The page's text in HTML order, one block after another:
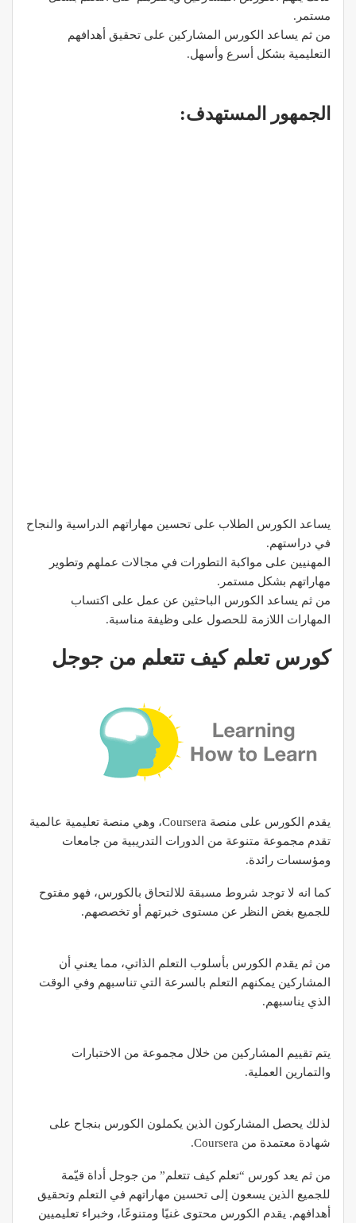
مستمر.
من ثم يساعد الكورس المشاركين على تحقيق أهدافهم
التعليمية بشكل أسرع وأسهل.
الجمهور المستهدف:
يساعد الكورس الطلاب على تحسين مهاراتهم الدراسية والنجاح
في دراستهم.
المهنيين على مواكبة التطورات في مجالات عملهم وتطوير
مهاراتهم بشكل مستمر.
من ثم يساعد الكورس الباحثين عن عمل على اكتساب
المهارات اللازمة للحصول على وظيفة مناسبة.
كورس تعلم كيف تتعلم من جوجل
يقدم الكورس على منصة Coursera، وهي منصة تعليمية عالمية
تقدم مجموعة متنوعة من الدورات التدريبية من جامعات
ومؤسسات رائدة.
كما انه لا توجد شروط مسبقة للالتحاق بالكورس، فهو مفتوح
للجميع بغض النظر عن مستوى خبرتهم أو تخصصهم.
من ثم يقدم الكورس بأسلوب التعلم الذاتي، مما يعني أن
المشاركين يمكنهم التعلم بالسرعة التي تناسبهم وفي الوقت
الذي يناسبهم.
يتم تقييم المشاركين من خلال مجموعة من الاختبارات
والتمارين العملية.
لذلك يحصل المشاركون الذين يكملون الكورس بنجاح على
شهادة معتمدة من Coursera.
من ثم يعد كورس “تعلم كيف تتعلم” من جوجل أداة قيّمة
للجميع الذين يسعون إلى تحسين مهاراتهم في التعلم وتحقيق
أهدافهم. يقدم الكورس محتوى غنيًا ومتنوعًا، وخبراء تعليميين